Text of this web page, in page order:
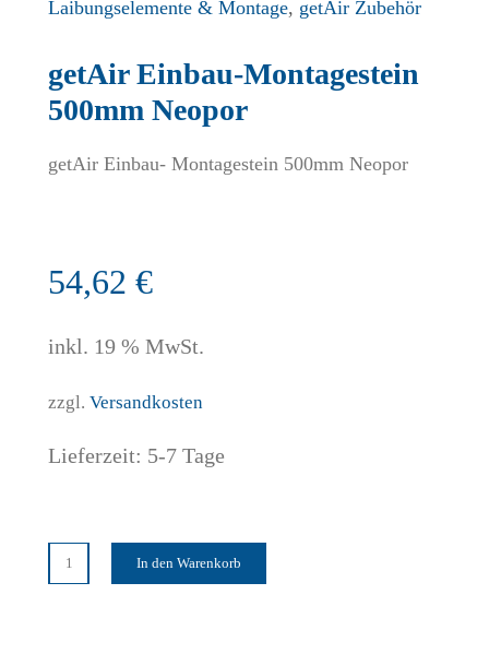
Laibungselemente & Montage, getAir Zubehör
getAir Einbau-Montagestein
500mm Neopor
getAir Einbau- Montagestein 500mm Neopor
54,62€
inkl. 19 % MwSt.
zzgl.Versandkosten
Lieferzeit: 5-7 Tage
In den Warenkorb